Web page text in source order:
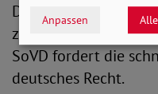
Druck auf
zu schaffen“, so
SoVD fordert die
deutsches Recht.
Anpassen